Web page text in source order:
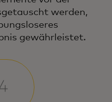
werden,
gewährleistet.